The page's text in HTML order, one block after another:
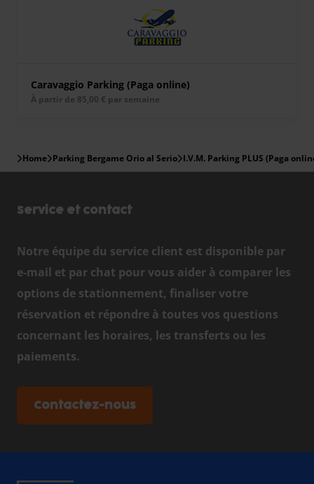
Caravaggio Parking (Paga online)
À partir de 85,00 € par semaine
Home Parking Bergame Orio al Serio I.V.M. Parking PLUS (Paga
Service et contact
Notre équipe du service client est disponible par
e-mail et par chat pour vous aider à comparer les
options de stationnement, finaliser votre
réservation et répondre à toutes vos questions
concernant les horaires, les transferts ou les
paiements.
Contactez-nous